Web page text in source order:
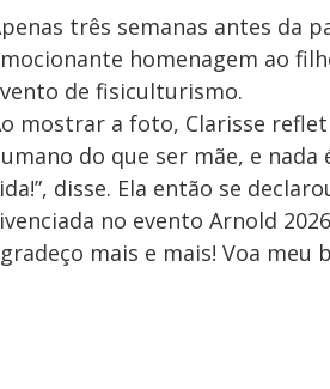
três semanas antes da
homenagem ao
de fisiculturismo.
mostrar a foto, Clarisse
do que ser mãe, e
disse. Ela então se
no evento Arnold
mais e mais! Voa meu